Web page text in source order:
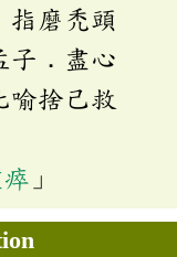
指磨禿頭
子．盡心
喻捨己救
」